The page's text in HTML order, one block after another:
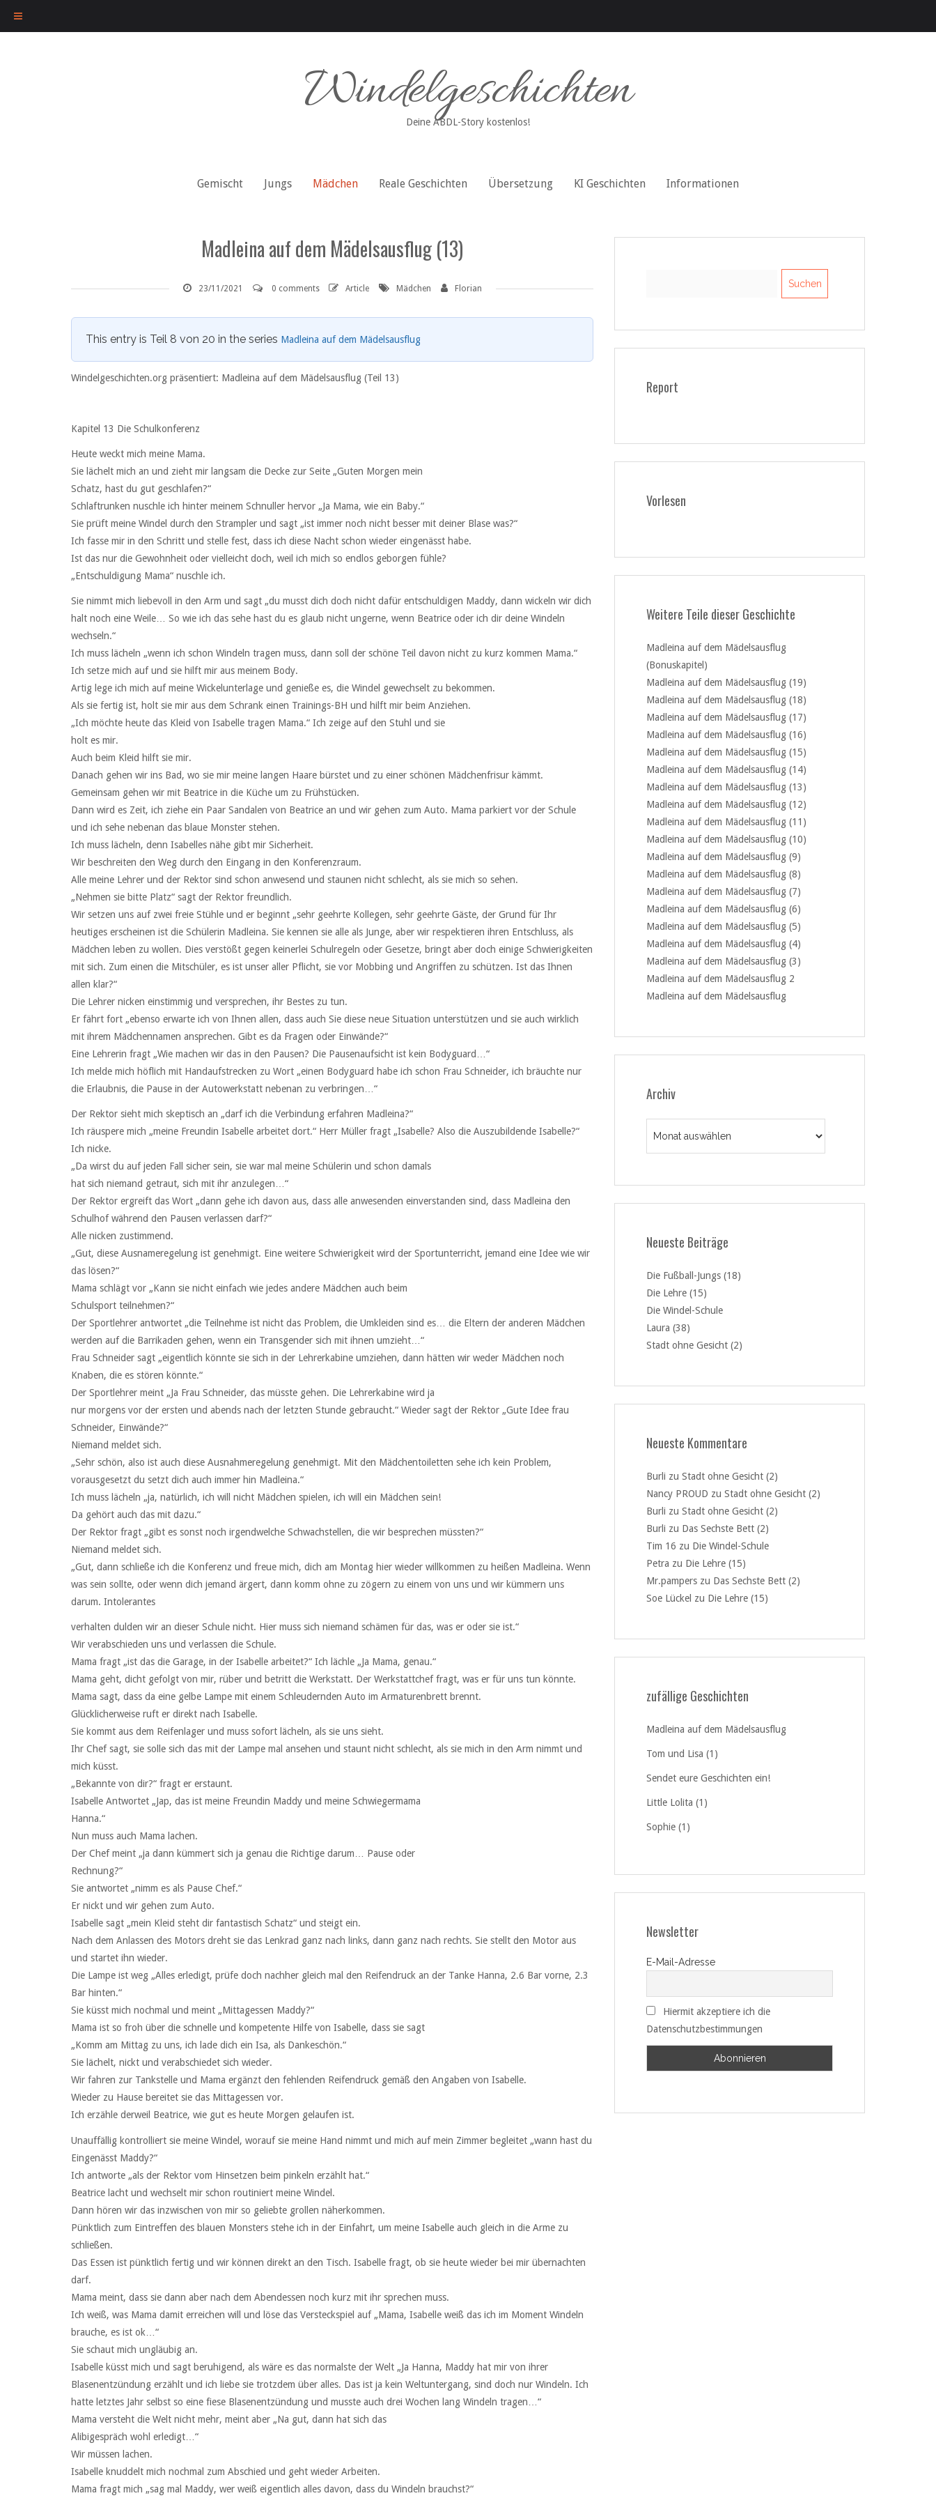
Windelgeschichten
Deine ABDL-Story kostenlos!
Gemischt Jungs Mädchen Reale Geschichten Übersetzung KI Geschichten Informationen
Madleina auf dem Mädelsausflug (13)
23/11/2021 0 comments Article Mädchen Florian
This entry is Teil 8 von 20 in the series Madleina auf dem Mädelsausflug
Windelgeschichten.org präsentiert: Madleina auf dem Mädelsausflug (Teil 13)
Kapitel 13 Die Schulkonferenz
Heute weckt mich meine Mama.
Sie lächelt mich an und zieht mir langsam die Decke zur Seite „Guten Morgen mein
Schatz, hast du gut geschlafen?“
Schlaftrunken nuschle ich hinter meinem Schnuller hervor „Ja Mama, wie ein Baby.“
Sie prüft meine Windel durch den Strampler und sagt „ist immer noch nicht besser mit deiner Blase was?“
Ich fasse mir in den Schritt und stelle fest, dass ich diese Nacht schon wieder eingenässt habe.
Ist das nur die Gewohnheit oder vielleicht doch, weil ich mich so endlos geborgen fühle?
„Entschuldigung Mama“ nuschle ich.
Sie nimmt mich liebevoll in den Arm und sagt „du musst dich doch nicht dafür entschuldigen Maddy, dann wickeln wir dich
halt noch eine Weile… So wie ich das sehe hast du es glaub nicht ungerne, wenn Beatrice oder ich dir deine Windeln
wechseln.“
Ich muss lächeln „wenn ich schon Windeln tragen muss, dann soll der schöne Teil davon nicht zu kurz kommen Mama.“
Ich setze mich auf und sie hilft mir aus meinem Body.
Artig lege ich mich auf meine Wickelunterlage und genieße es, die Windel gewechselt zu bekommen.
Als sie fertig ist, holt sie mir aus dem Schrank einen Trainings-BH und hilft mir beim Anziehen.
„Ich möchte heute das Kleid von Isabelle tragen Mama.“ Ich zeige auf den Stuhl und sie
holt es mir.
Auch beim Kleid hilft sie mir.
Danach gehen wir ins Bad, wo sie mir meine langen Haare bürstet und zu einer schönen Mädchenfrisur kämmt.
Gemeinsam gehen wir mit Beatrice in die Küche um zu Frühstücken.
Dann wird es Zeit, ich ziehe ein Paar Sandalen von Beatrice an und wir gehen zum Auto. Mama parkiert vor der Schule
und ich sehe nebenan das blaue Monster stehen.
Ich muss lächeln, denn Isabelles nähe gibt mir Sicherheit.
Wir beschreiten den Weg durch den Eingang in den Konferenzraum.
Alle meine Lehrer und der Rektor sind schon anwesend und staunen nicht schlecht, als sie mich so sehen.
„Nehmen sie bitte Platz“ sagt der Rektor freundlich.
Wir setzen uns auf zwei freie Stühle und er beginnt „sehr geehrte Kollegen, sehr geehrte Gäste, der Grund für Ihr
heutiges erscheinen ist die Schülerin Madleina. Sie kennen sie alle als Junge, aber wir respektieren ihren Entschluss, als
Mädchen leben zu wollen. Dies verstößt gegen keinerlei Schulregeln oder Gesetze, bringt aber doch einige Schwierigkeiten
mit sich. Zum einen die Mitschüler, es ist unser aller Pflicht, sie vor Mobbing und Angriffen zu schützen. Ist das Ihnen
allen klar?“
Die Lehrer nicken einstimmig und versprechen, ihr Bestes zu tun.
Er fährt fort „ebenso erwarte ich von Ihnen allen, dass auch Sie diese neue Situation unterstützen und sie auch wirklich
mit ihrem Mädchennamen ansprechen. Gibt es da Fragen oder Einwände?“
Eine Lehrerin fragt „Wie machen wir das in den Pausen? Die Pausenaufsicht ist kein Bodyguard…“
Ich melde mich höflich mit Handaufstrecken zu Wort „einen Bodyguard habe ich schon Frau Schneider, ich bräuchte nur
die Erlaubnis, die Pause in der Autowerkstatt nebenan zu verbringen…“
Der Rektor sieht mich skeptisch an „darf ich die Verbindung erfahren Madleina?“
Ich räuspere mich „meine Freundin Isabelle arbeitet dort.“ Herr Müller fragt „Isabelle? Also die Auszubildende Isabelle?“
Ich nicke.
„Da wirst du auf jeden Fall sicher sein, sie war mal meine Schülerin und schon damals
hat sich niemand getraut, sich mit ihr anzulegen…“
Der Rektor ergreift das Wort „dann gehe ich davon aus, dass alle anwesenden einverstanden sind, dass Madleina den
Schulhof während den Pausen verlassen darf?“
Alle nicken zustimmend.
„Gut, diese Ausnameregelung ist genehmigt. Eine weitere Schwierigkeit wird der Sportunterricht, jemand eine Idee wie wir
das lösen?“
Mama schlägt vor „Kann sie nicht einfach wie jedes andere Mädchen auch beim
Schulsport teilnehmen?“
Der Sportlehrer antwortet „die Teilnehme ist nicht das Problem, die Umkleiden sind es… die Eltern der anderen Mädchen
werden auf die Barrikaden gehen, wenn ein Transgender sich mit ihnen umzieht…“
Frau Schneider sagt „eigentlich könnte sie sich in der Lehrerkabine umziehen, dann hätten wir weder Mädchen noch
Knaben, die es stören könnte.“
Der Sportlehrer meint „Ja Frau Schneider, das müsste gehen. Die Lehrerkabine wird ja
nur morgens vor der ersten und abends nach der letzten Stunde gebraucht.“ Wieder sagt der Rektor „Gute Idee frau
Schneider, Einwände?“
Niemand meldet sich.
„Sehr schön, also ist auch diese Ausnahmeregelung genehmigt. Mit den Mädchentoiletten sehe ich kein Problem,
vorausgesetzt du setzt dich auch immer hin Madleina.“
Ich muss lächeln „ja, natürlich, ich will nicht Mädchen spielen, ich will ein Mädchen sein!
Da gehört auch das mit dazu.“
Der Rektor fragt „gibt es sonst noch irgendwelche Schwachstellen, die wir besprechen müssten?“
Niemand meldet sich.
„Gut, dann schließe ich die Konferenz und freue mich, dich am Montag hier wieder willkommen zu heißen Madleina. Wenn
was sein sollte, oder wenn dich jemand ärgert, dann komm ohne zu zögern zu einem von uns und wir kümmern uns
darum. Intolerantes
verhalten dulden wir an dieser Schule nicht. Hier muss sich niemand schämen für das, was er oder sie ist.“
Wir verabschieden uns und verlassen die Schule.
Mama fragt „ist das die Garage, in der Isabelle arbeitet?“ Ich lächle „Ja Mama, genau.“
Mama geht, dicht gefolgt von mir, rüber und betritt die Werkstatt. Der Werkstattchef fragt, was er für uns tun könnte.
Mama sagt, dass da eine gelbe Lampe mit einem Schleudernden Auto im Armaturenbrett brennt.
Glücklicherweise ruft er direkt nach Isabelle.
Sie kommt aus dem Reifenlager und muss sofort lächeln, als sie uns sieht.
Ihr Chef sagt, sie solle sich das mit der Lampe mal ansehen und staunt nicht schlecht, als sie mich in den Arm nimmt und
mich küsst.
„Bekannte von dir?“ fragt er erstaunt.
Isabelle Antwortet „Jap, das ist meine Freundin Maddy und meine Schwiegermama
Hanna.“
Nun muss auch Mama lachen.
Der Chef meint „ja dann kümmert sich ja genau die Richtige darum… Pause oder
Rechnung?“
Sie antwortet „nimm es als Pause Chef.“
Er nickt und wir gehen zum Auto.
Isabelle sagt „mein Kleid steht dir fantastisch Schatz“ und steigt ein.
Nach dem Anlassen des Motors dreht sie das Lenkrad ganz nach links, dann ganz nach rechts. Sie stellt den Motor aus
und startet ihn wieder.
Die Lampe ist weg „Alles erledigt, prüfe doch nachher gleich mal den Reifendruck an der Tanke Hanna, 2.6 Bar vorne, 2.3
Bar hinten.“
Sie küsst mich nochmal und meint „Mittagessen Maddy?“
Mama ist so froh über die schnelle und kompetente Hilfe von Isabelle, dass sie sagt
„Komm am Mittag zu uns, ich lade dich ein Isa, als Dankeschön.“
Sie lächelt, nickt und verabschiedet sich wieder.
Wir fahren zur Tankstelle und Mama ergänzt den fehlenden Reifendruck gemäß den Angaben von Isabelle.
Wieder zu Hause bereitet sie das Mittagessen vor.
Ich erzähle derweil Beatrice, wie gut es heute Morgen gelaufen ist.
Unauffällig kontrolliert sie meine Windel, worauf sie meine Hand nimmt und mich auf mein Zimmer begleitet „wann hast du
Eingenässt Maddy?“
Ich antworte „als der Rektor vom Hinsetzen beim pinkeln erzählt hat.“
Beatrice lacht und wechselt mir schon routiniert meine Windel.
Dann hören wir das inzwischen von mir so geliebte grollen näherkommen.
Pünktlich zum Eintreffen des blauen Monsters stehe ich in der Einfahrt, um meine Isabelle auch gleich in die Arme zu
schließen.
Das Essen ist pünktlich fertig und wir können direkt an den Tisch. Isabelle fragt, ob sie heute wieder bei mir übernachten
darf.
Mama meint, dass sie dann aber nach dem Abendessen noch kurz mit ihr sprechen muss.
Ich weiß, was Mama damit erreichen will und löse das Versteckspiel auf „Mama, Isabelle weiß das ich im Moment Windeln
brauche, es ist ok…“
Sie schaut mich ungläubig an.
Isabelle küsst mich und sagt beruhigend, als wäre es das normalste der Welt „Ja Hanna, Maddy hat mir von ihrer
Blasenentzündung erzählt und ich liebe sie trotzdem über alles. Das ist ja kein Weltuntergang, sind doch nur Windeln. Ich
hatte letztes Jahr selbst so eine fiese Blasenentzündung und musste auch drei Wochen lang Windeln tragen…“
Mama versteht die Welt nicht mehr, meint aber „Na gut, dann hat sich das
Alibigespräch wohl erledigt…“
Wir müssen lachen.
Isabelle knuddelt mich nochmal zum Abschied und geht wieder Arbeiten.
Mama fragt mich „sag mal Maddy, wer weiß eigentlich alles davon, dass du Windeln brauchst?“
Report
Vorlesen
Weitere Teile dieser Geschichte
Madleina auf dem Mädelsausflug
(Bonuskapitel)
Madleina auf dem Mädelsausflug (19)
Madleina auf dem Mädelsausflug (18)
Madleina auf dem Mädelsausflug (17)
Madleina auf dem Mädelsausflug (16)
Madleina auf dem Mädelsausflug (15)
Madleina auf dem Mädelsausflug (14)
Madleina auf dem Mädelsausflug (13)
Madleina auf dem Mädelsausflug (12)
Madleina auf dem Mädelsausflug (11)
Madleina auf dem Mädelsausflug (10)
Madleina auf dem Mädelsausflug (9)
Madleina auf dem Mädelsausflug (8)
Madleina auf dem Mädelsausflug (7)
Madleina auf dem Mädelsausflug (6)
Madleina auf dem Mädelsausflug (5)
Madleina auf dem Mädelsausflug (4)
Madleina auf dem Mädelsausflug (3)
Madleina auf dem Mädelsausflug 2
Madleina auf dem Mädelsausflug
Archiv
Neueste Beiträge
Die Fußball-Jungs (18)
Die Lehre (15)
Die Windel-Schule
Laura (38)
Stadt ohne Gesicht (2)
Neueste Kommentare
Burli zu Stadt ohne Gesicht (2)
Nancy PROUD zu Stadt ohne Gesicht (2)
Burli zu Stadt ohne Gesicht (2)
Burli zu Das Sechste Bett (2)
Tim 16 zu Die Windel-Schule
Petra zu Die Lehre (15)
Mr.pampers zu Das Sechste Bett (2)
Soe Lückel zu Die Lehre (15)
zufällige Geschichten
Madleina auf dem Mädelsausflug
Tom und Lisa (1)
Sendet eure Geschichten ein!
Little Lolita (1)
Sophie (1)
Newsletter
E-Mail-Adresse
Hiermit akzeptiere ich die
Datenschutzbestimmungen